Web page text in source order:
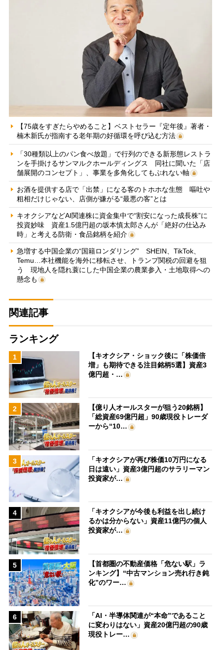
【75歳をすぎたらやめること】ベストセラー『定年後』著者・
楠木新氏が指南する老年期の好循環を呼び込む方法
「30種類以上のパン食べ放題」で行列のできる新形態レストラ
ンを手掛けるサンマルクホールディングス 同社に聞いた「店
舗展開のコンセプト」、事業を多角化してもぶれない軸
お酒を提供する店で「出禁」になる客のトホホな生態 嘔吐や
粗相だけじゃない、店側が嫌がる“最悪の客”とは
キオクシアなどAI関連株に資金集中で“割安になった成長株”に
投資妙味 資産1.5億円超の坂本慎太郎さんが「絶好の仕込み
時」と考える防衛・食品銘柄を紹介
急増する中国企業の“国籍ロンダリング” SHEIN、TikTok、
Temu…本社機能を海外に移転させ、トランプ関税の回避を狙
う 現地人を隠れ蓑にした中国企業の農業参入・土地取得への
懸念も
関連記事
ランキング
1
【キオクシア・ショック後に「株価倍
増」も期待できる注目銘柄5選】資産3
億円超・…
2
【億り人オールスターが狙う20銘柄】
「総資産69億円超」90歳現役トレーダ
ーから“10…
3
「キオクシアが再び株価10万円になる
日は遠い」資産3億円超のサラリーマン
投資家が…
4
「キオクシアが今後も利益を出し続け
るかは分からない」資産11億円の個人
投資家が…
5
【首都圏の不動産価格「危ない駅」ラ
ンキング】“中古マンション売れ行き鈍
化”のワー…
6
「AI・半導体関連が“本命”であること
に変わりはない」資産20億円超の90歳
現役トレー…